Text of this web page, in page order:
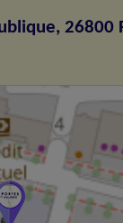
26800